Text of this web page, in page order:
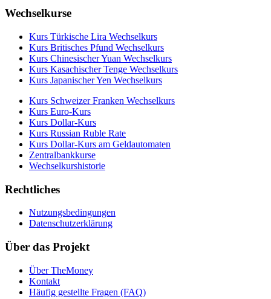
Wechselkurse
Kurs Türkische Lira Wechselkurs
Kurs Britisches Pfund Wechselkurs
Kurs Chinesischer Yuan Wechselkurs
Kurs Kasachischer Tenge Wechselkurs
Kurs Japanischer Yen Wechselkurs
Kurs Schweizer Franken Wechselkurs
Kurs Euro-Kurs
Kurs Dollar-Kurs
Kurs Russian Ruble Rate
Kurs Dollar-Kurs am Geldautomaten
Zentralbankkurse
Wechselkurshistorie
Rechtliches
Nutzungsbedingungen
Datenschutzerklärung
Über das Projekt
Über TheMoney
Kontakt
Häufig gestellte Fragen (FAQ)